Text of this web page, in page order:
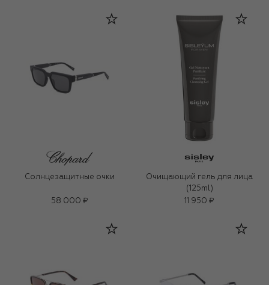
Солнцезащитные очки
58 000 ₽
Очищающий гель для лица
(125ml)
11 950 ₽